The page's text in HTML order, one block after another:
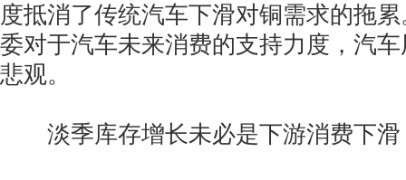
度抵消了传统汽车下滑对铜需求的拖
委对于汽车未来消费的支持力度，汽
悲观。
淡季库存增长未必是下游消费下滑